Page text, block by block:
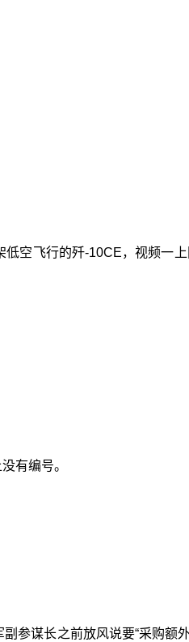
空飞行的歼-10CE，视频一
有编号。
参谋长之前放风说要“采购